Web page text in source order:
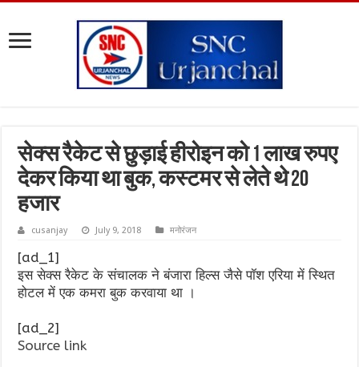
सेक्स रैकेट से छुड़ाई हीरोइन को 1 लाख रुपए
देकर किया था बुक, कस्टमर से लेते थे 20
हजार
cusanjay July 9, 2018 मनोरंजन
[ad_1]
इस सेक्स रैकेट के संचालक ने बंजारा हिल्स जैसे पॉश एरिया में स्थित
होटल में एक कमरा बुक करवाया था ।
[ad_2]
Source link